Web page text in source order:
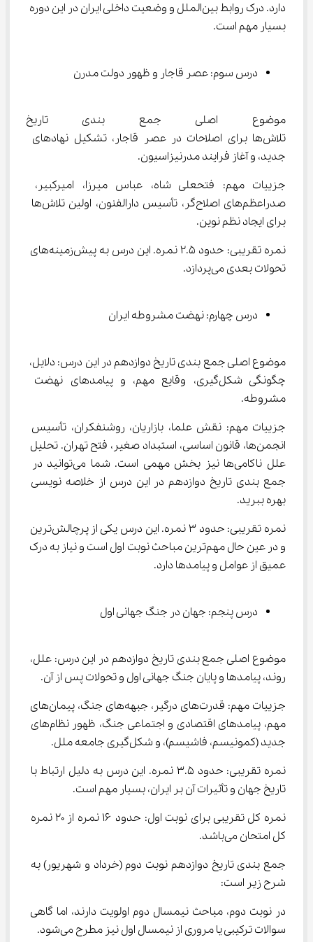
دارد. درک روابط بین‌الملل و وضعیت داخلی ایران در این دوره
بسیار مهم است.
درس سوم: عصر قاجار و ظهور دولت مدرن
موضوع اصلی جمع بندی
تلاش‌ها برای اصلاحات در عصر قاجار، تشکیل نهادهای
جدید، و آغاز فرایند مدرنیزاسیون.
جزییات مهم: فتحعلی شاه، عباس میرزا، امیرکبیر،
صدراعظم‌های اصلاح‌گر، تأسیس دارالفنون، اولین تلاش‌ها
برای ایجاد نظم نوین.
نمره تقریبی: حدود ۲.۵ نمره. این درس به پیش‌زمینه‌های
تحولات بعدی می‌پردازد.
درس چهارم: نهضت مشروطه ایران
موضوع اصلی جمع بندی تاریخ دوازدهم در این درس: دلایل،
چگونگی شکل‌گیری، وقایع مهم، و پیامدهای نهضت
مشروطه.
جزییات مهم: نقش علما، بازاریان، روشنفکران، تأسیس
انجمن‌ها، قانون اساسی، استبداد صغیر، فتح تهران. تحلیل
علل ناکامی‌ها نیز بخش مهمی است. شما می‌توانید در
جمع بندی تاریخ دوازدهم در این درس از خلاصه نویسی
بهره ببرید.
نمره تقریبی: حدود ۳ نمره. این درس یکی از پرچالش‌ترین
و در عین حال مهم‌ترین مباحث نوبت اول است و نیاز به درک
عمیق از عوامل و پیامدها دارد.
درس پنجم: جهان در جنگ جهانی اول
موضوع اصلی جمع بندی تاریخ دوازدهم در این درس: علل،
روند، پیامدها و پایان جنگ جهانی اول و تحولات پس از آن.
جزییات مهم: قدرت‌های درگیر، جبهه‌های جنگ، پیمان‌های
مهم، پیامدهای اقتصادی و اجتماعی جنگ، ظهور نظام‌های
جدید (کمونیسم، فاشیسم)، و شکل‌گیری جامعه ملل.
نمره تقریبی: حدود ۳.۵ نمره. این درس به دلیل ارتباط با
تاریخ جهان و تأثیرات آن بر ایران، بسیار مهم است.
نمره کل تقریبی برای نوبت اول: حدود ۱۶ نمره از ۲۰ نمره
کل امتحان می‌باشد.
جمع بندی تاریخ دوازدهم نوبت دوم (خرداد و شهریور) به
شرح زیر است:
در نوبت دوم، مباحث نیمسال دوم اولویت دارند، اما گاهی
سوالات ترکیبی یا مروری از نیمسال اول نیز مطرح می‌شود.